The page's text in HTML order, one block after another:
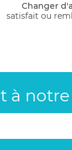
Changer
satisfait ou
à notre